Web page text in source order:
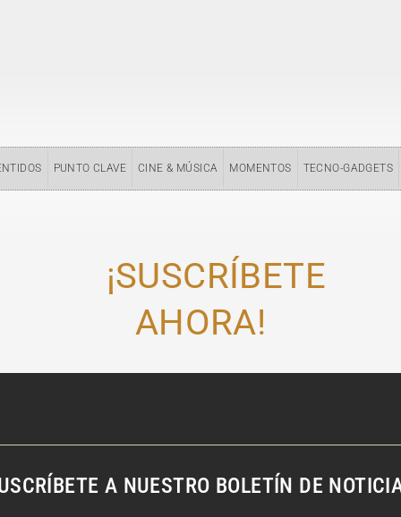
PUNTO CLAVE CINE & MÚSICA MOMENTOS TECNO-GADGETS
¡SUSCRÍBETE
AHORA!
A NUESTRO BOLETÍN DE